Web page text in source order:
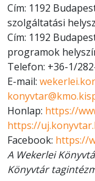
Cím: 1192
szolgáltatási
Cím: 1192
programok
Telefon: +36-1/
E-mail:
Honlap: https://
https://
Facebook: https://
A Wekerlei
Könyvtár